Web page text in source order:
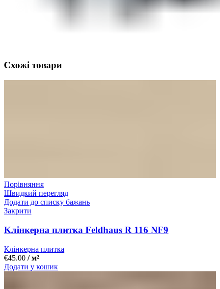
Схожі товари
Порівняння
Швидкий перегляд
Додати до списку бажань
Закрити
Kлінкерна плитка Feldhaus R 116 NF9
Клінкерна плитка
€45.00 / м²
Додати у кошик